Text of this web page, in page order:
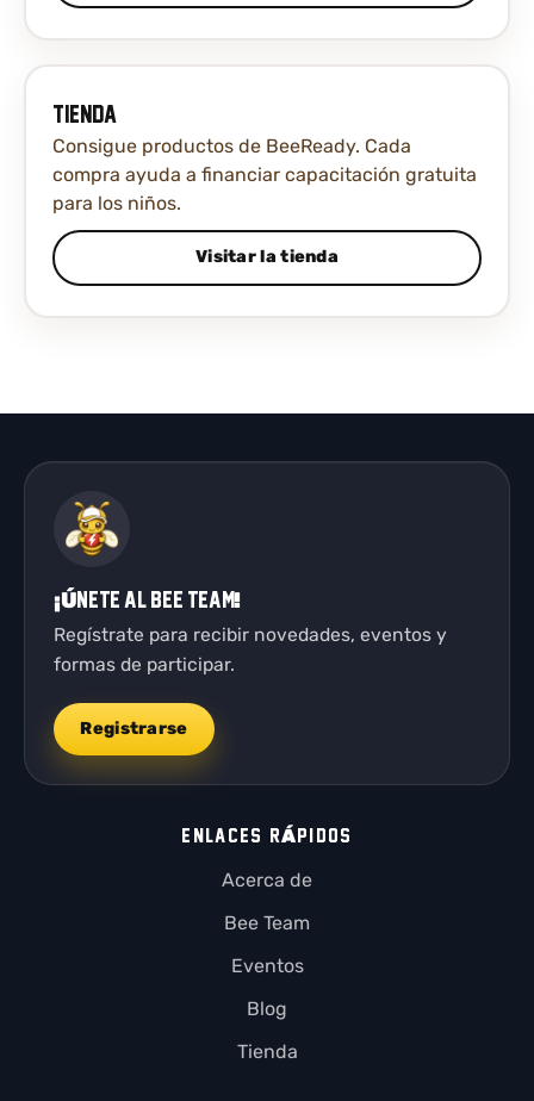
Tienda
Consigue productos de BeeReady. Cada
compra ayuda a financiar capacitación gratuita
para los niños.
Visitar la tienda
¡Únete al Bee Team!
Regístrate para recibir novedades, eventos y
formas de participar.
Registrarse
ENLACES RÁPIDOS
Acerca de
Bee Team
Eventos
Blog
Tienda